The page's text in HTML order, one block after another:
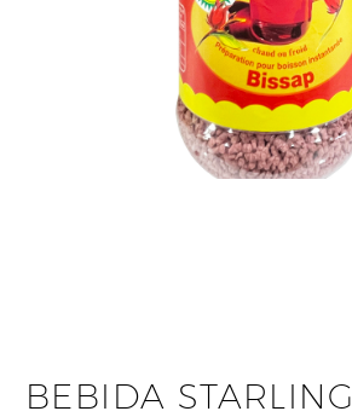
BEBIDA STARLING